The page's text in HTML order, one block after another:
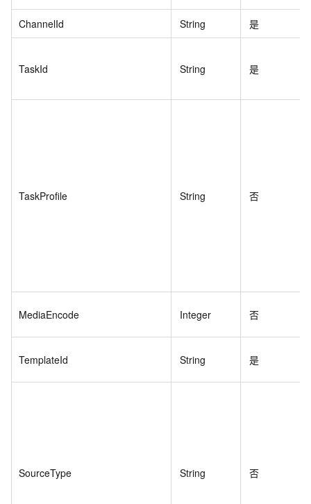
ChannelId String 是
TaskId String 是
TaskProfile String 否
MediaEncode Integer 否
TemplateId String 是
SourceType String 否